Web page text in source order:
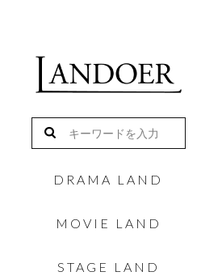
DRAMA LAND
MOVIE LAND
STAGE LAND